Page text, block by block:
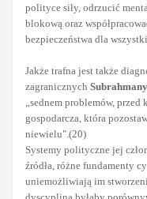
polityce siły, odrzucić
blokową oraz
bezpieczeństwa dla
Jakże trafna jest także
zagranicznych
„sednem problemów,
gospodarcza, która
niewielu".(20)
Systemy polityczne jej
źródła, różne fundamenty
uniemożliwiają im